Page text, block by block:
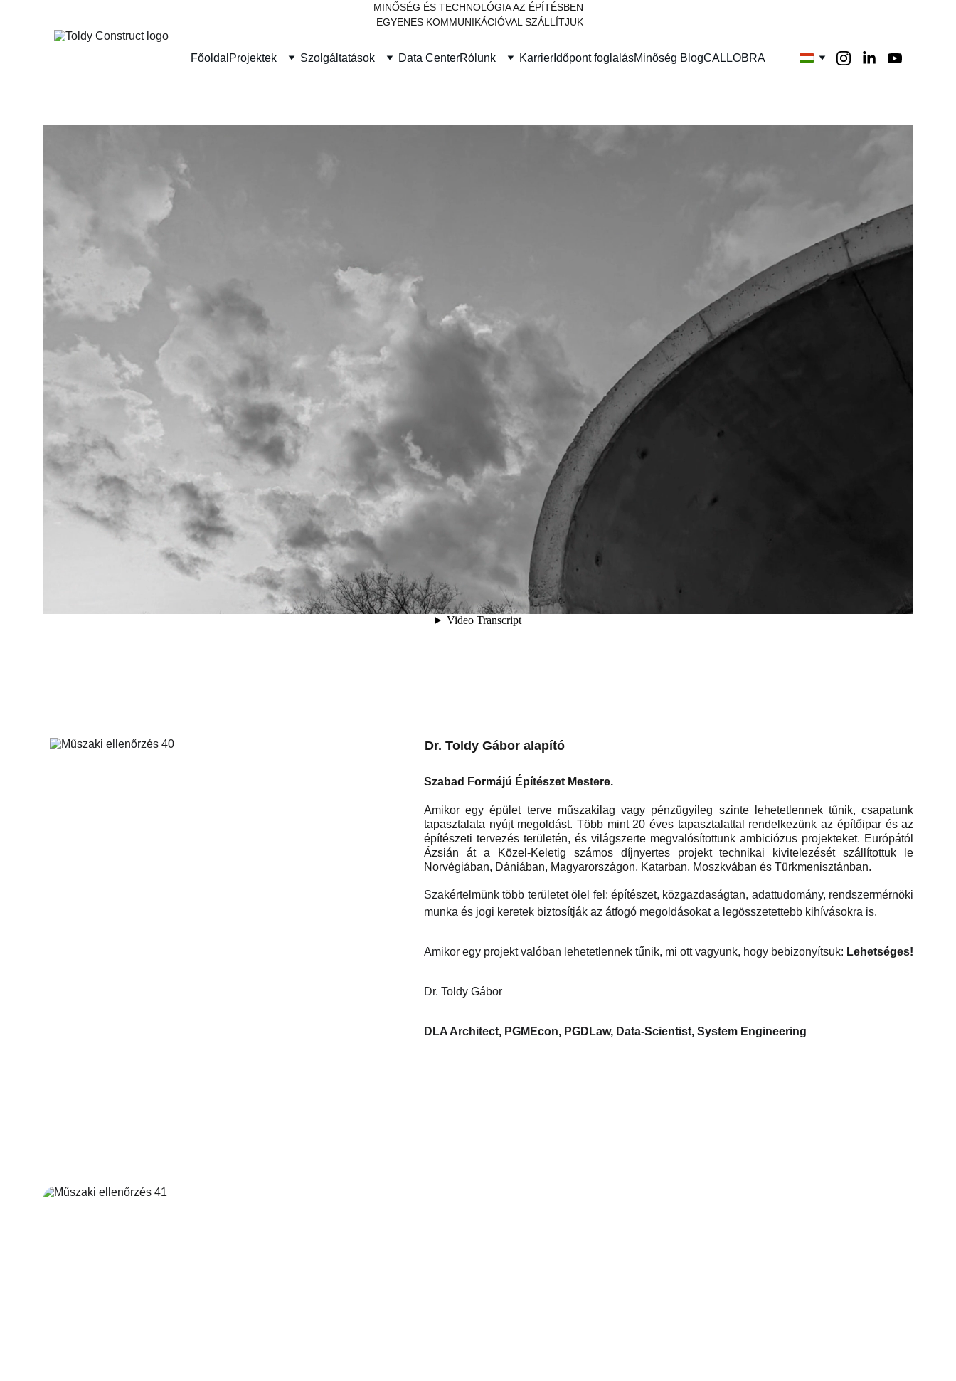
MINŐSÉG ÉS TECHNOLÓGIA AZ ÉPÍTÉSBEN
EGYENES KOMMUNIKÁCIÓVAL SZÁLLÍTJUK
Főoldal Projektek Szolgáltatások Data CenterRólunk Karrier Időpont foglalásMinőség BlogCALLOBRA
Szabad Formájú Építészet Mestere.
Amikor egy épület terve műszakilag vagy pénzügyileg szinte lehetetlennek tűnik, csapatunk
tapasztalata nyújt megoldást. Több mint 20 éves tapasztalattal rendelkezünk az építőipar és az
építészeti tervezés területén, és világszerte megvalósítottunk ambiciózus projekteket. Európától
Ázsián át a Közel-Keletig számos díjnyertes projekt technikai kivitelezését szállítottuk le
Norvégiában, Dániában, Magyarországon, Katarban, Moszkvában és Türkmenisztánban.
Szakértelmünk több területet ölel fel: építészet, közgazdaságtan, adattudomány, rendszermérnöki
munka és jogi keretek biztosítják az átfogó megoldásokat a legösszetettebb kihívásokra is.
Amikor egy projekt valóban lehetetlennek tűnik, mi ott vagyunk, hogy bebizonyítsuk: Lehetséges!
Dr. Toldy Gábor
DLA Architect, PGMEcon, PGDLaw, Data-Scientist, System Engineering
Dr. Toldy Gábor alapító